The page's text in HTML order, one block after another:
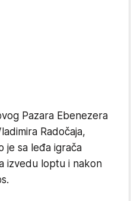
Pazara Ebenezera
Radočaja,
je sa leđa igrača
izvedu loptu i nakon